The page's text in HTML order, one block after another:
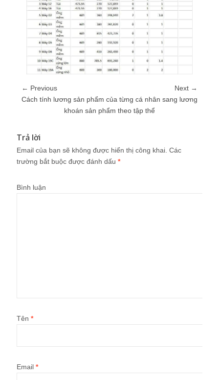
← Previous
Next →
Cách tính lương sản phẩm của từng cá nhân sang lương
khoán sản phẩm theo tập thể
Trả lời
Email của bạn sẽ không được hiển thị công khai. Các
trường bắt buộc được đánh dấu *
Bình luận
Tên *
Email *